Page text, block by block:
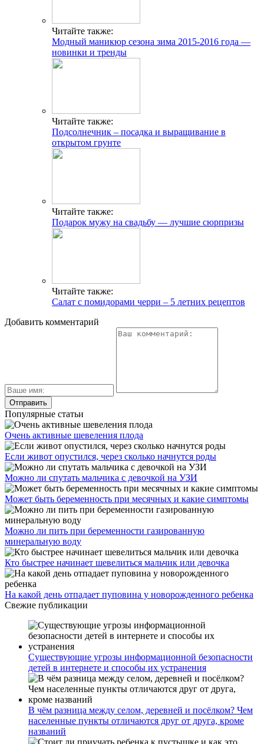
Читайте также:
Модный маникюр сезона зима 2015-2016 года —
новинки и тренды
Читайте также:
Подсолнечник – посадка и выращивание в
открытом грунте
Читайте также:
Подарок мужу на свадьбу — лучшие сюрпризы
Читайте также:
Салат с помидорами черри – 5 летних рецептов
Добавить комментарий
Популярные статьи
Очень активные шевеления плода
Если живот опустился, через сколько начнутся роды
Можно ли спутать мальчика с девочкой на УЗИ
Может быть беременность при месячных и какие симптомы
Можно ли пить при беременности газированную
минеральную воду
Кто быстрее начинает шевелиться мальчик или девочка
На какой день отпадает пуповина у новорожденного ребенка
Свежие публикации
Существующие угрозы информационной безопасности
детей в интернете и способы их устранения
В чём разница между селом, деревней и посёлком? Чем
населенные пункты отличаются друг от друга, кроме
названий